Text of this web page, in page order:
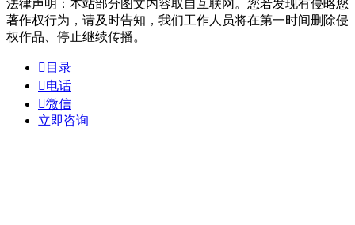
法律声明：本站部分图文内容取自互联网。您若发现有侵略您
著作权行为，请及时告知，我们工作人员将在第一时间删除侵
权作品、停止继续传播。
 目录
电话
微信
立即咨询